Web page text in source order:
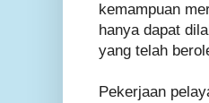
kemampuan
hanya dapat
yang telah
Pekerjaan